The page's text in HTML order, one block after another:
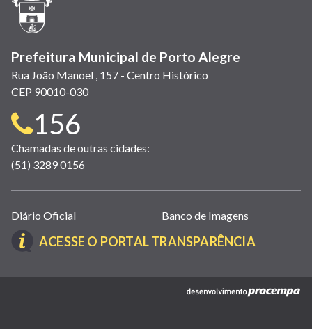
Prefeitura Municipal de Porto Alegre
Rua João Manoel , 157 - Centro Histórico
CEP 90010-030
Telefone
para
contato:
156
Chamadas de outras cidades:
(51) 3289 0156
Links
úteis
(abrem
nova
Diário Oficial Banco de Imagens
ACESSE O PORTAL TRANSPARÊNCIA(LINK
EM
NOVA